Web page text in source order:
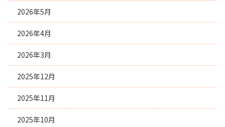
2026年5月
2026年4月
2026年3月
2025年12月
2025年11月
2025年10月